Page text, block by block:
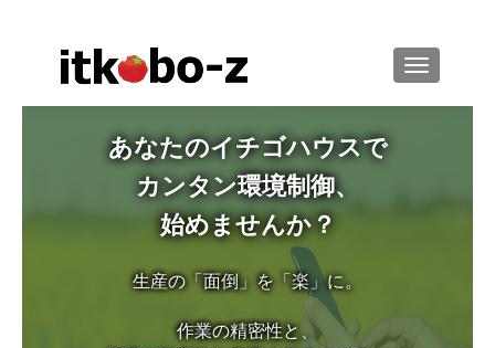
ナビゲー
あなたのイチゴハウスで
カンタン環境制御、
始めませんか？
生産の「面倒」を「楽」に。
作業の精密性と、